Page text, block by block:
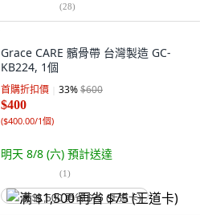
(28)
Grace CARE 髕骨帶 台灣製造 GC-
KB224, 1個
首購折扣價 33%$600
$400
($400.00/1個)
明天 8/8 (六) 預計送達
(1)
满 $1,500 再省 $75 (王道卡)